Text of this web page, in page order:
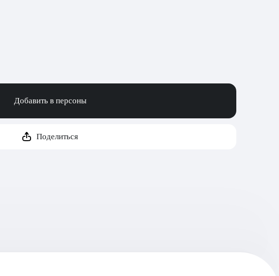
Добавить в персоны
Поделиться